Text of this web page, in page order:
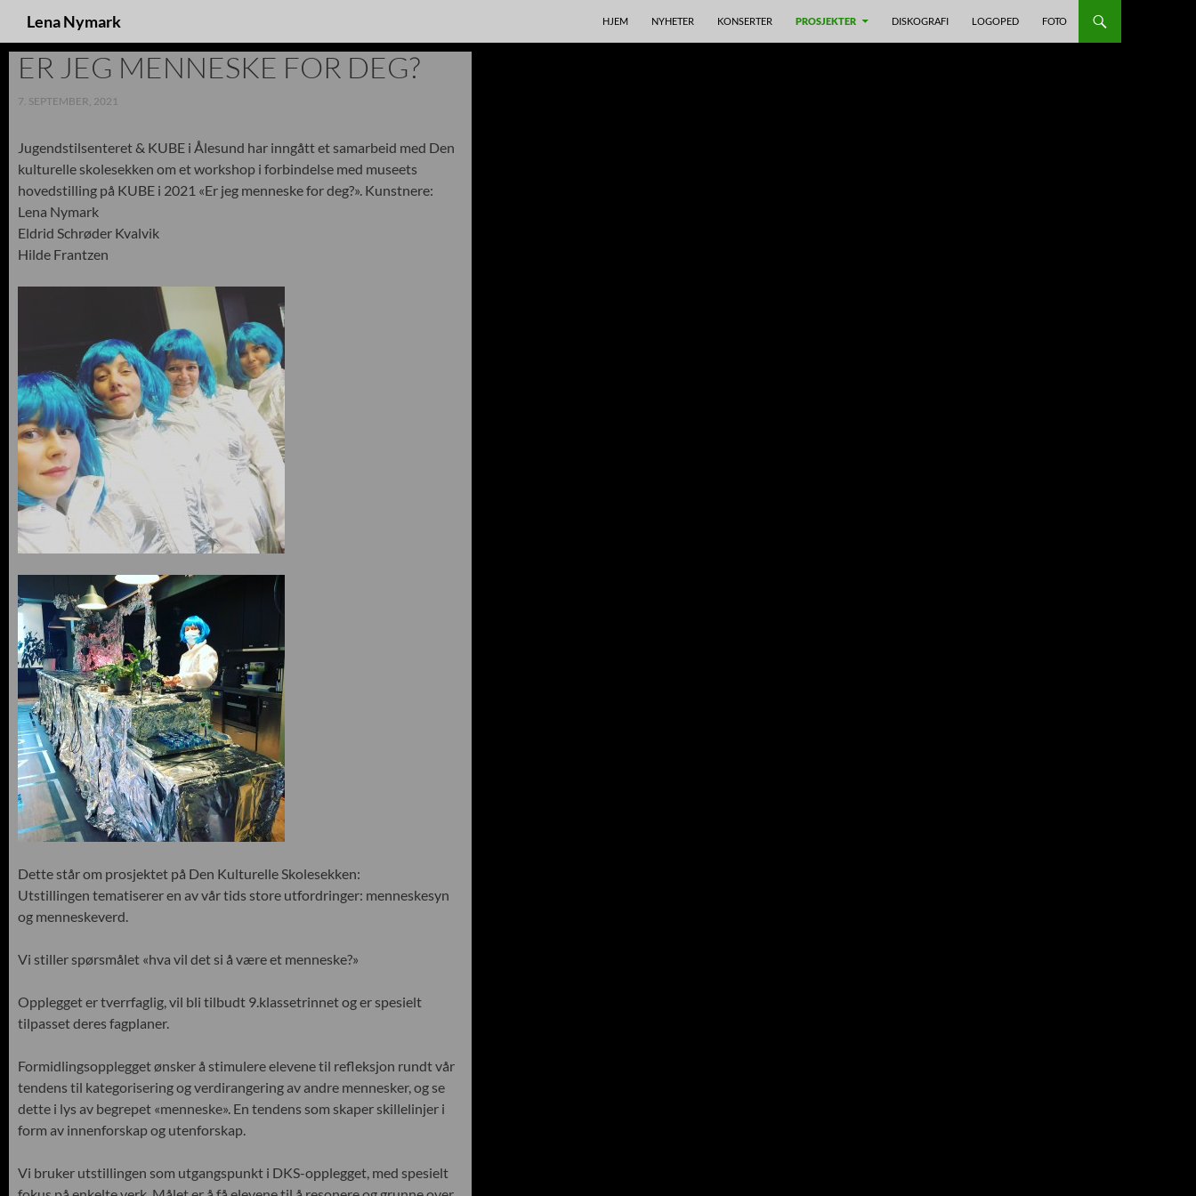
Lena Nymark
HJEM
NYHETER KONSERTER PROSJEKTER DISKOGRAFI LOGOPED FOTO
ER JEG MENNESKE FOR DEG?
7. SEPTEMBER, 2021
Jugendstilsenteret & KUBE i Ålesund har inngått et samarbeid med Den
kulturelle skolesekken om et workshop i forbindelse med museets
hovedstilling på KUBE i 2021 «Er jeg menneske for deg?». Kunstnere:
Lena Nymark
Eldrid Schrøder Kvalvik
Hilde Frantzen
Dette står om prosjektet på Den Kulturelle Skolesekken:
Utstillingen tematiserer en av vår tids store utfordringer: menneskesyn
og menneskeverd.
Vi stiller spørsmålet «hva vil det si å være et menneske?»
Opplegget er tverrfaglig, vil bli tilbudt 9.klassetrinnet og er spesielt
tilpasset deres fagplaner.
Formidlingsopplegget ønsker å stimulere elevene til refleksjon rundt vår
tendens til kategorisering og verdirangering av andre mennesker, og se
dette i lys av begrepet «menneske». En tendens som skaper skillelinjer i
form av innenforskap og utenforskap.
Vi bruker utstillingen som utgangspunkt i DKS-opplegget, med spesielt